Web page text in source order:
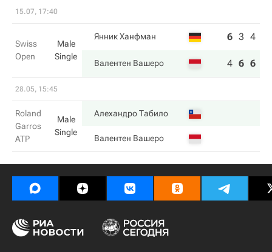
15.07, 17:40
Swiss
Open
Male
Single
Янник Ханфман 6 3 4
Валентен Вашеро 4 6 6
28.05, 15:45
Roland
Garros
ATP
Male
Single
Алехандро Табило
Валентен Вашеро